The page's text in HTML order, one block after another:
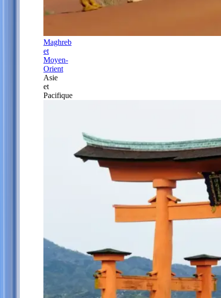
Maghreb
et
Moyen-
Orient
Asie
et
Pacifique